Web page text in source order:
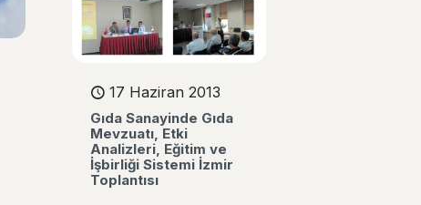
17 Haziran 2013
Gıda Sanayinde Gıda
Mevzuatı, Etki
Analizleri, Eğitim ve
İşbirliği Sistemi İzmir
Toplantısı